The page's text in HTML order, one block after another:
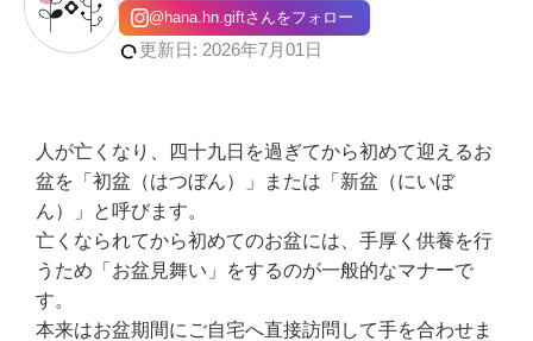
@hana.hn.giftさんをフォロー
更新日: 2026年7月01日
人が亡くなり、四十九日を過ぎてから初めて迎えるお
盆を「初盆（はつぼん）」または「新盆（にいぼ
ん）」と呼びます。
亡くなられてから初めてのお盆には、手厚く供養を行
うため「お盆見舞い」をするのが一般的なマナーで
す。
本来はお盆期間にご自宅へ直接訪問して手を合わせま